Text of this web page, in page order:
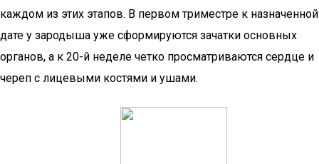
каждом из этих этапов. В первом триместре к назначенной
дате у зародыша уже сформируются зачатки основных
органов, а к 20-й неделе четко просматриваются сердце и
череп с лицевыми костями и ушами.